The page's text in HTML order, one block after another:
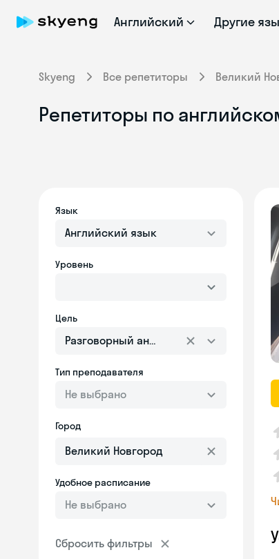
Английский Другие
Skyeng Все репетиторы Великий
Репетиторы по
Язык
Английский язык
Уровень
Цель
Разговорный английский
Тип преподавателя
Не выбрано
Город
Удобное расписание
Не выбрано
Сбросить фильтры